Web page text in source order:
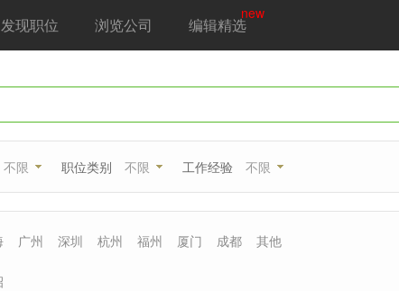
发现职位 浏览公司 编辑精选
new
不限 职位类别 不限 工作经验 不限
广州 深圳 杭州 福州 厦门 成都 其他